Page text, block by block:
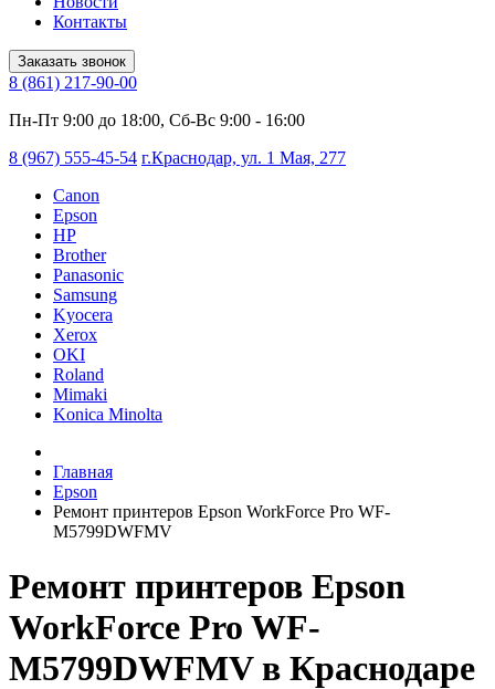
Контакты
Заказать звонок
8 (861) 217-90-00
Пн-Пт 9:00 до 18:00, Сб-Вс 9:00 - 16:00
8 (967) 555-45-54 г.Краснодар, ул. 1 Мая, 277
Canon
Epson
HP
Brother
Panasonic
Samsung
Kyocera
Xerox
OKI
Roland
Mimaki
Konica Minolta
Главная
Epson
Ремонт принтеров Epson WorkForce Pro WF-
M5799DWFMV
Ремонт принтеров Epson
WorkForce Pro WF-
M5799DWFMV в Краснодаре